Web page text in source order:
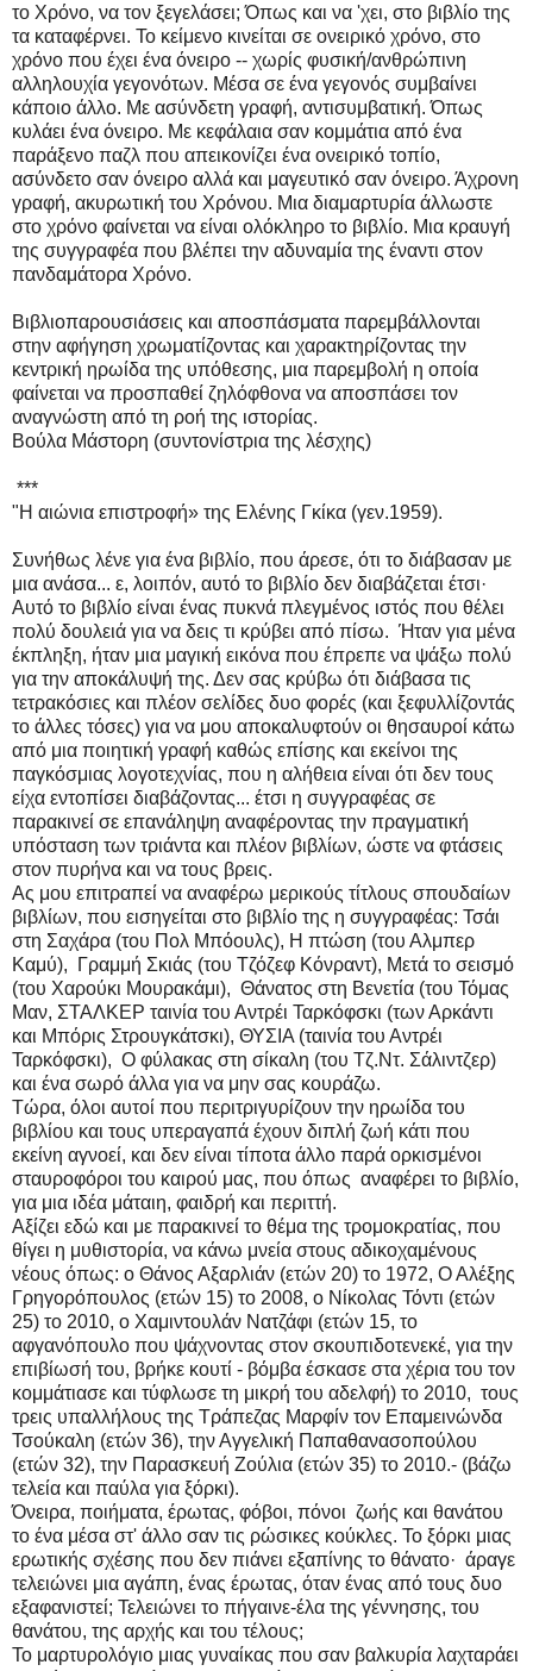
το Χρόνο, να τον ξεγελάσει; Όπως και να 'χει, στο βιβλίο της
τα καταφέρνει. Το κείμενο κινείται σε ονειρικό χρόνο, στο
χρόνο που έχει ένα όνειρο -- χωρίς φυσική/ανθρώπινη
αλληλουχία γεγονότων. Μέσα σε ένα γεγονός συμβαίνει
κάποιο άλλο. Με ασύνδετη γραφή, αντισυμβατική. Όπως
κυλάει ένα όνειρο. Με κεφάλαια σαν κομμάτια από ένα
παράξενο παζλ που απεικονίζει ένα ονειρικό τοπίο,
ασύνδετο σαν όνειρο αλλά και μαγευτικό σαν όνειρο. Άχρονη
γραφή, ακυρωτική του Χρόνου. Μια διαμαρτυρία άλλωστε
στο χρόνο φαίνεται να είναι ολόκληρο το βιβλίο. Μια κραυγή
της συγγραφέα που βλέπει την αδυναμία της έναντι στον
πανδαμάτορα Χρόνο.
Βιβλιοπαρουσιάσεις και αποσπάσματα παρεμβάλλονται
στην αφήγηση χρωματίζοντας και χαρακτηρίζοντας την
κεντρική ηρωίδα της υπόθεσης, μια παρεμβολή η οποία
φαίνεται να προσπαθεί ζηλόφθονα να αποσπάσει τον
αναγνώστη από τη ροή της ιστορίας.
Βούλα Μάστορη (συντονίστρια της λέσχης)
***
"Η αιώνια επιστροφή» της Ελένης Γκίκα (γεν.1959).
Συνήθως λένε για ένα βιβλίο, που άρεσε, ότι το διάβασαν με
μια ανάσα... ε, λοιπόν, αυτό το βιβλίο δεν διαβάζεται έτσι·
Αυτό το βιβλίο είναι ένας πυκνά πλεγμένος ιστός που θέλει
πολύ δουλειά για να δεις τι κρύβει από πίσω. Ήταν για μένα
έκπληξη, ήταν μια μαγική εικόνα που έπρεπε να ψάξω πολύ
για την αποκάλυψή της. Δεν σας κρύβω ότι διάβασα τις
τετρακόσιες και πλέον σελίδες δυο φορές (και ξεφυλλίζοντάς
το άλλες τόσες) για να μου αποκαλυφτούν οι θησαυροί κάτω
από μια ποιητική γραφή καθώς επίσης και εκείνοι της
παγκόσμιας λογοτεχνίας, που η αλήθεια είναι ότι δεν τους
είχα εντοπίσει διαβάζοντας... έτσι η συγγραφέας σε
παρακινεί σε επανάληψη αναφέροντας την πραγματική
υπόσταση των τριάντα και πλέον βιβλίων, ώστε να φτάσεις
στον πυρήνα και να τους βρεις.
Ας μου επιτραπεί να αναφέρω μερικούς τίτλους σπουδαίων
βιβλίων, που εισηγείται στο βιβλίο της η συγγραφέας: Τσάι
στη Σαχάρα (του Πολ Μπόουλς), Η πτώση (του Αλμπερ
Καμύ), Γραμμή Σκιάς (του Τζόζεφ Κόνραντ), Μετά το σεισμό
(του Χαρούκι Μουρακάμι), Θάνατος στη Βενετία (του Τόμας
Μαν, ΣΤΑΛΚΕΡ ταινία του Αντρέι Ταρκόφσκι (των Αρκάντι
και Μπόρις Στρουγκάτσκι), ΘΥΣΙΑ (ταινία του Αντρέι
Ταρκόφσκι), Ο φύλακας στη σίκαλη (του Τζ.Ντ. Σάλιντζερ)
και ένα σωρό άλλα για να μην σας κουράζω.
Τώρα, όλοι αυτοί που περιτριγυρίζουν την ηρωίδα του
βιβλίου και τους υπεραγαπά έχουν διπλή ζωή κάτι που
εκείνη αγνοεί, και δεν είναι τίποτα άλλο παρά ορκισμένοι
σταυροφόροι του καιρού μας, που όπως αναφέρει το βιβλίο,
για μια ιδέα μάταιη, φαιδρή και περιττή.
Αξίζει εδώ και με παρακινεί το θέμα της τρομοκρατίας, που
θίγει η μυθιστορία, να κάνω μνεία στους αδικοχαμένους
νέους όπως: ο Θάνος Αξαρλιάν (ετών 20) το 1972, Ο Αλέξης
Γρηγορόπουλος (ετών 15) το 2008, ο Νίκολας Τόντι (ετών
25) το 2010, ο Χαμιντουλάν Νατζάφι (ετών 15, το
αφγανόπουλο που ψάχνοντας στον σκουπιδοτενεκέ, για την
επιβίωσή του, βρήκε κουτί - βόμβα έσκασε στα χέρια του τον
κομμάτιασε και τύφλωσε τη μικρή του αδελφή) το 2010, τους
τρεις υπαλλήλους της Τράπεζας Μαρφίν τον Επαμεινώνδα
Τσούκαλη (ετών 36), την Αγγελική Παπαθανασοπούλου
(ετών 32), την Παρασκευή Ζούλια (ετών 35) το 2010.- (βάζω
τελεία και παύλα για ξόρκι).
Όνειρα, ποιήματα, έρωτας, φόβοι, πόνοι ζωής και θανάτου
το ένα μέσα στ' άλλο σαν τις ρώσικες κούκλες. Το ξόρκι μιας
ερωτικής σχέσης που δεν πιάνει εξαπίνης το θάνατο· άραγε
τελειώνει μια αγάπη, ένας έρωτας, όταν ένας από τους δυο
εξαφανιστεί; Τελειώνει το πήγαινε-έλα της γέννησης, του
θανάτου, της αρχής και του τέλους;
Το μαρτυρολόγιο μιας γυναίκας που σαν βαλκυρία λαχταράει